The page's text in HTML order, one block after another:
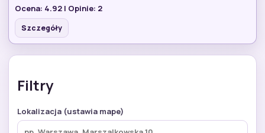
Ocena: 4.92 | Opinie: 2
Szczegóły
Filtry
Lokalizacja (ustawia mape)